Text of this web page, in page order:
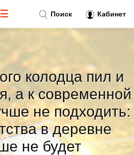
колодца пил и
а к современной
не подходить:
в деревне
не будет
Поиск Кабинет
☰